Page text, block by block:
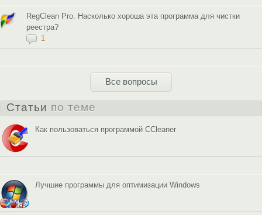
RegClean Pro. Насколько хороша эта программа для чистки
реестра?
1
Все вопросы
Статьи по теме
Как пользоваться программой CCleaner
Лучшие программы для оптимизации Windows